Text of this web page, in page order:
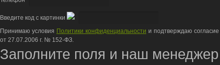
Введите код с картинки
Принимаю условия Политики конфиденциальности и подтверждаю
от 27.07.2006 г. № 152-ФЗ.
Заполните поля и наш